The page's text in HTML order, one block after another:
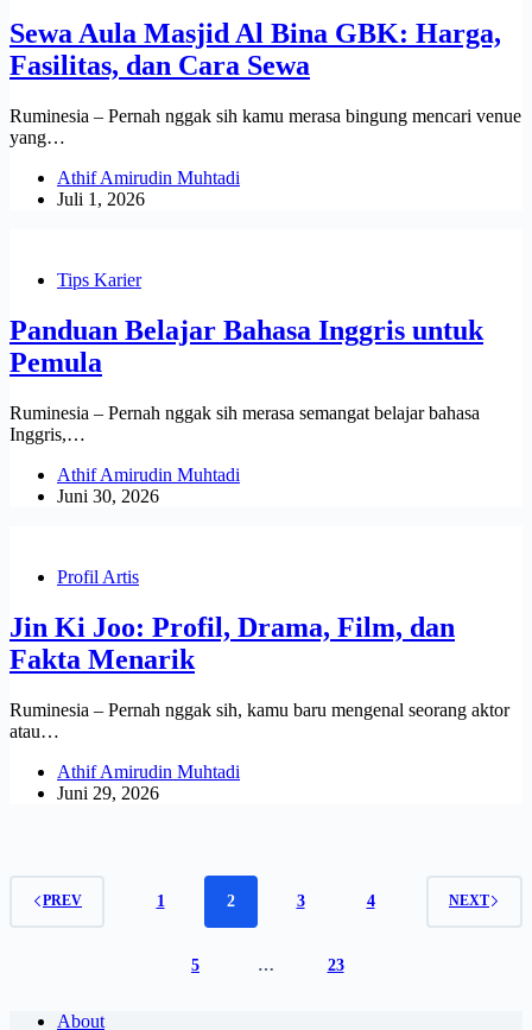
Sewa Aula Masjid Al Bina GBK: Harga,
Fasilitas, dan Cara Sewa
Ruminesia – Pernah nggak sih kamu merasa bingung mencari venue
yang…
Athif Amirudin Muhtadi
Juli 1, 2026
Tips Karier
Panduan Belajar Bahasa Inggris untuk
Pemula
Ruminesia – Pernah nggak sih merasa semangat belajar bahasa
Inggris,…
Athif Amirudin Muhtadi
Juni 30, 2026
Profil Artis
Jin Ki Joo: Profil, Drama, Film, dan
Fakta Menarik
Ruminesia – Pernah nggak sih, kamu baru mengenal seorang aktor
atau…
Athif Amirudin Muhtadi
Juni 29, 2026
PREV 1 2 3 4
5 … 23
NEXT
About